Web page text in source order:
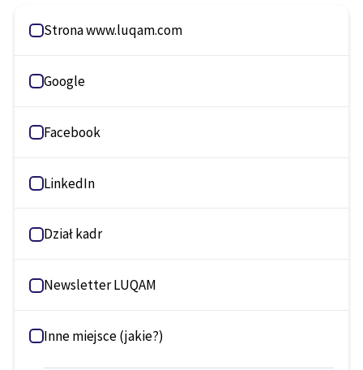
Strona www.luqam.com
Google
Facebook
LinkedIn
Dział kadr
Newsletter LUQAM
Inne miejsce (jakie?)